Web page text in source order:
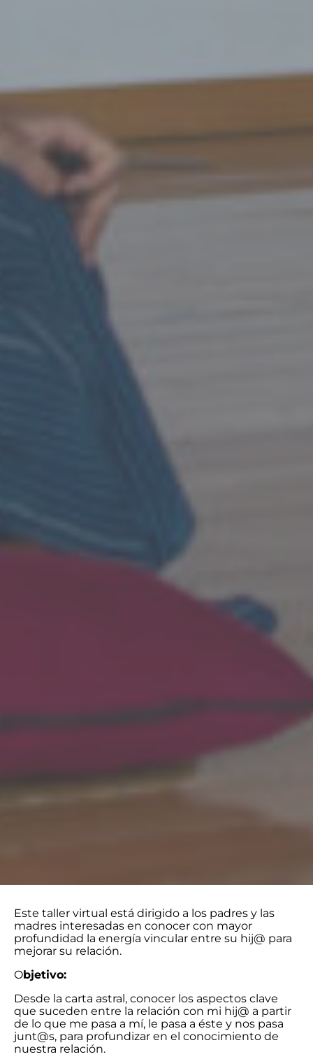
Este taller virtual está dirigido a los padres y las
madres interesadas en conocer con mayor
profundidad la energía vincular entre su hij@ para
mejorar su relación.
Objetivo:
Desde la carta astral, conocer los aspectos clave
que suceden entre la relación con mi hij@ a partir
de lo que me pasa a mí, le pasa a éste y nos pasa
junt@s, para profundizar en el conocimiento de
nuestra relación.